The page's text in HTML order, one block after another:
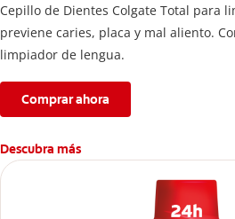
Cepillo de Dientes Colgate Total para
previene caries, placa y mal aliento.
limpiador de lengua.
Comprar ahora
Descubra más